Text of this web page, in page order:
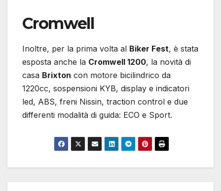
Cromwell
Inoltre, per la prima volta al Biker Fest, è stata
esposta anche la Cromwell 1200, la novità di
casa Brixton con motore bicilindrico da
1220cc, sospensioni KYB, display e indicatori
led, ABS, freni Nissin, traction control e due
differenti modalità di guida: ECO e Sport.